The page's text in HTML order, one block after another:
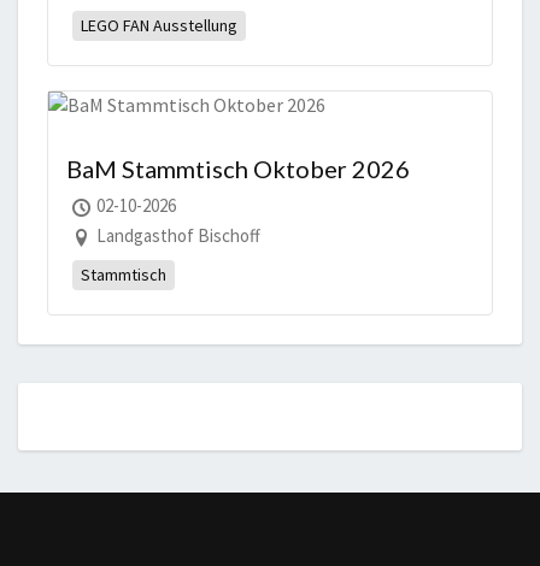
LEGO FAN Ausstellung
BaM Stammtisch Oktober 2026
02-10-2026
Landgasthof Bischoff
Stammtisch